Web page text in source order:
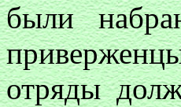
были
отряды